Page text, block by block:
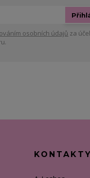
osobních údajů za
KONTAKTY